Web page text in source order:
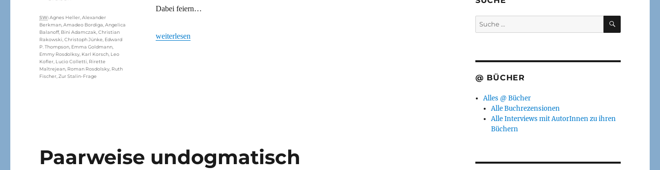
Dabei feiern…
„Oktoberrevolution und Stalinismus“
weiterlesen
Schlagwörter
SW:Agnes Heller,Alexander
Berkman,Amadeo Bordiga,Angelica
Balanoff, Bini Adamczak,Christian
Rakowski,Christoph Jünke, Edward
P. Thompson, Emma Goldmann,
Emmy Rosdolksy, Karl Korsch, Leo
Kofler, Lucio Colletti, Rirette
Maîtrejean, Roman Rosdolsky, Ruth
Fischer,Zur Stalin-Frage
Paarweise undogmatisch
Suche
nach:
SUCHEN
@ BÜCHER
Alles @ Bücher
Alle Buchrezensionen
Alle Interviews mit AutorInnen zu ihren
Büchern